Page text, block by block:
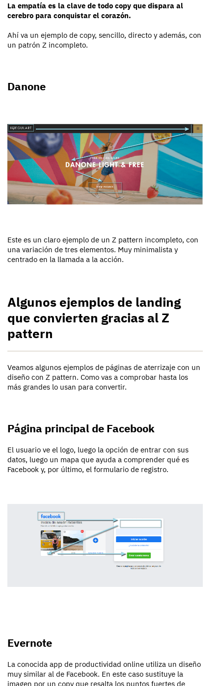
La empatía es la clave de todo copy que dispara al
cerebro para conquistar el corazón.
Ahí va un ejemplo de copy, sencillo, directo y además, con
un patrón Z incompleto.
Danone
Este es un claro ejemplo de un Z pattern incompleto, con
una variación de tres elementos. Muy minimalista y
centrado en la llamada a la acción.
Algunos ejemplos de landing
que convierten gracias al Z
pattern
Veamos algunos ejemplos de páginas de aterrizaje con un
diseño con Z pattern. Como vas a comprobar hasta los
más grandes lo usan para convertir.
Página principal de Facebook
El usuario ve el logo, luego la opción de entrar con sus
datos, luego un mapa que ayuda a comprender qué es
Facebook y, por último, el formulario de registro.
Evernote
La conocida app de productividad online utiliza un diseño
muy similar al de Facebook. En este caso sustituye la
imagen por un copy que resalta los puntos fuertes de